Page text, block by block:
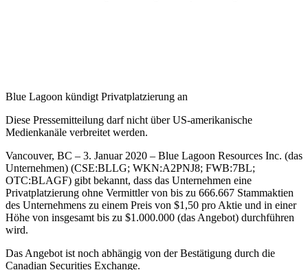
Blue Lagoon kündigt Privatplatzierung an
Diese Pressemitteilung darf nicht über US-amerikanische
Medienkanäle verbreitet werden.
Vancouver, BC – 3. Januar 2020 – Blue Lagoon Resources Inc. (das
Unternehmen) (CSE:BLLG; WKN:A2PNJ8; FWB:7BL;
OTC:BLAGF) gibt bekannt, dass das Unternehmen eine
Privatplatzierung ohne Vermittler von bis zu 666.667 Stammaktien
des Unternehmens zu einem Preis von $1,50 pro Aktie und in einer
Höhe von insgesamt bis zu $1.000.000 (das Angebot) durchführen
wird.
Das Angebot ist noch abhängig von der Bestätigung durch die
Canadian Securities Exchange.